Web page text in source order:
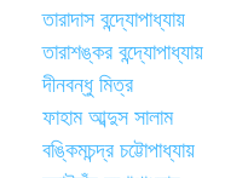
তারাদাস বন্দ্যোপাধ্যায়
তারাশঙ্কর বন্দ্যোপাধ্যায়
দীনবন্ধু মিত্র
ফাহাম আব্দুস সালাম
বঙ্কিমচন্দ্র চট্টোপাধ্যায়